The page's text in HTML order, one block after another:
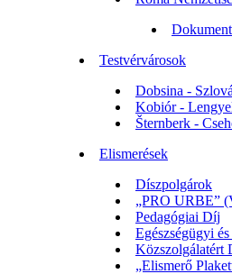
Testvérvárosok
Dobsina -
Kobiór -
Šternberk -
Elismerések
Díszpolgárok
„PRO URBE”
Pedagógiai Díj
Egészségügyi
Közszolgálatért
„Elismerő